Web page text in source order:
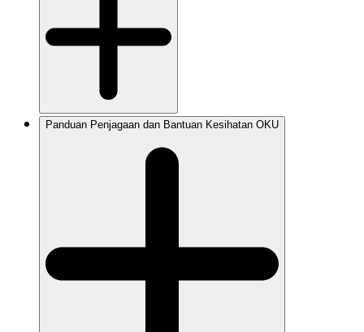
Panduan Penjagaan dan Bantuan Kesihatan OKU